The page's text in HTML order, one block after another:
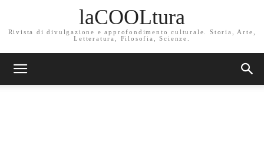
laCOOLtura
Rivista di divulgazione e approfondimento culturale. Storia, Arte,
Letteratura, Filosofia, Scienze.